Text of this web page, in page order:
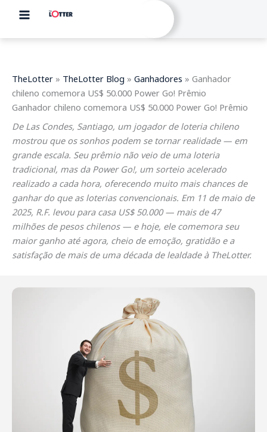
content
TheLotter » TheLotter Blog » Ganhadores » Ganhador
chileno comemora US$ 50.000 Power Go! Prêmio
Ganhador chileno comemora US$ 50.000 Power Go! Prêmio
De Las Condes, Santiago, um jogador de loteria chileno
mostrou que os sonhos podem se tornar realidade — em
grande escala. Seu prêmio não veio de uma loteria
tradicional, mas da Power Go!, um sorteio acelerado
realizado a cada hora, oferecendo muito mais chances de
ganhar do que as loterias convencionais. Em 11 de maio de
2025, R.F. levou para casa US$ 50.000 — mais de 47
milhões de pesos chilenos — e hoje, ele comemora seu
maior ganho até agora, cheio de emoção, gratidão e a
satisfação de mais de uma década de lealdade à TheLotter.